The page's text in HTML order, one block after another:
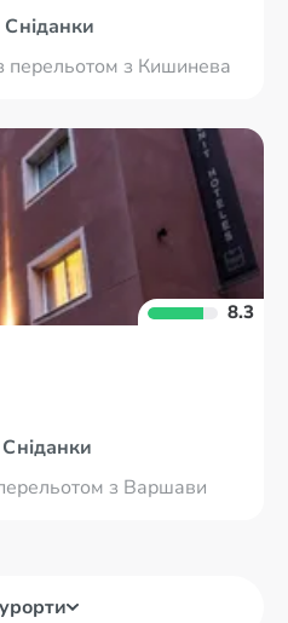
Сніданки
перельотом з Кишинева
8.3
Сніданки
з Варшави